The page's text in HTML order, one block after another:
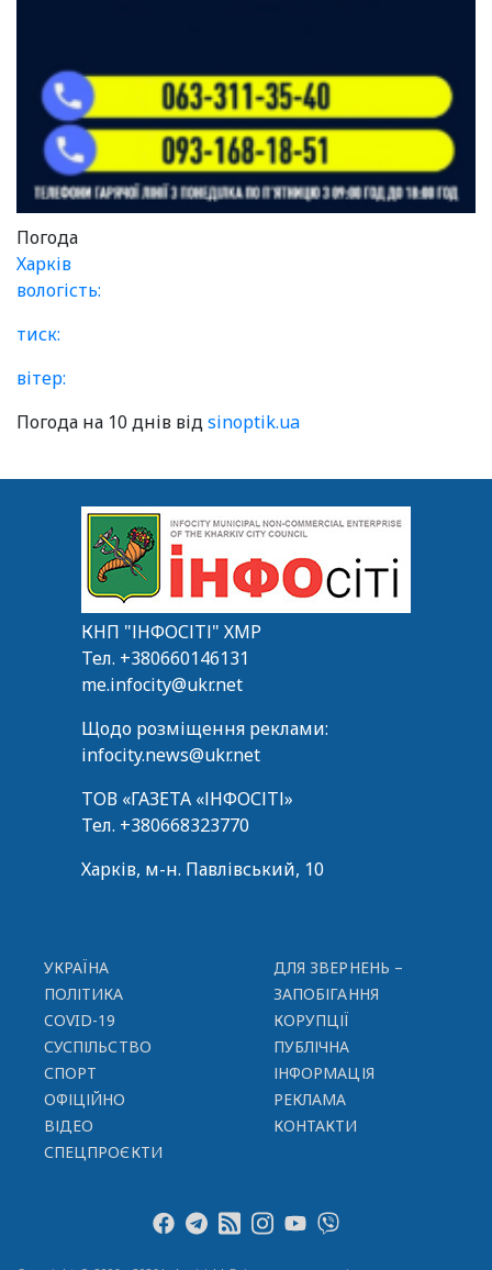
Погода
Харків
вологість:
тиск:
вітер:
Погода на 10 днів відsinoptik.ua
КНП "ІНФОСІТІ" ХМР
Тел. +380660146131
me.infocity@ukr.net
Щодо розміщення реклами:
infocity.news@ukr.net
ТОВ «ГАЗЕТА «ІНФОСІТІ»
Тел. +380668323770
Харків, м-н. Павлівський, 10
УКРАЇНА
ПОЛІТИКА
COVID-19
СУСПІЛЬСТВО
СПОРТ
ОФІЦІЙНО
ВІДЕО
СПЕЦПРОЄКТИ
ДЛЯ ЗВЕРНЕНЬ –
ЗАПОБІГАННЯ
КОРУПЦІЇ
ПУБЛІЧНА
ІНФОРМАЦІЯ
РЕКЛАМА
КОНТАКТИ